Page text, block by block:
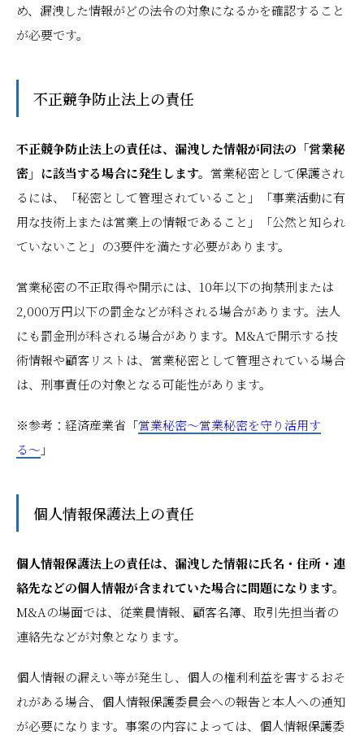
め、漏洩した情報がどの法令の対象になるかを確認すること
が必要です。
不正競争防止法上の責任
不正競争防止法上の責任は、漏洩した情報が同法の「営業秘
密」に該当する場合に発生します。 営業秘密として保護され
るには、「秘密として管理されていること」「事業活動に有
用な技術上または営業上の情報であること」「公然と知られ
ていないこと」の3要件を満たす必要があります。
営業秘密の不正取得や開示には、10年以下の拘禁刑または
2,000万円以下の罰金などが科される場合があります。法人
にも罰金刑が科される場合があります。M&Aで開示する技
術情報や顧客リストは、営業秘密として管理されている場合
は、刑事責任の対象となる可能性があります。
※参考：経済産業省「営業秘密〜営業秘密を守り活用す
る〜 」
個人情報保護法上の責任
個人情報保護法上の責任は、漏洩した情報に氏名・住所・連
絡先などの個人情報が含まれていた場合に問題になります。
M&Aの場面では、従業員情報、顧客名簿、取引先担当者の
連絡先などが対象となります。
個人情報の漏えい等が発生し、個人の権利利益を害するおそ
れがある場合、個人情報保護委員会への報告と本人への通知
が必要になります。事案の内容によっては、個人情報保護委